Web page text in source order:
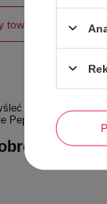
towaru
o odpowiednim
Pepegi.com
sandały?